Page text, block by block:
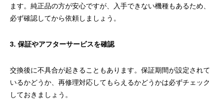
ます。純正品の方が安心ですが、入手できない機種もあるため、
必ず確認してから依頼しましょう。
3. 保証やアフターサービスを確認
交換後に不具合が起きることもあります。保証期間が設定されて
いるかどうか、再修理対応してもらえるかどうかは必ずチェック
しておきましょう。